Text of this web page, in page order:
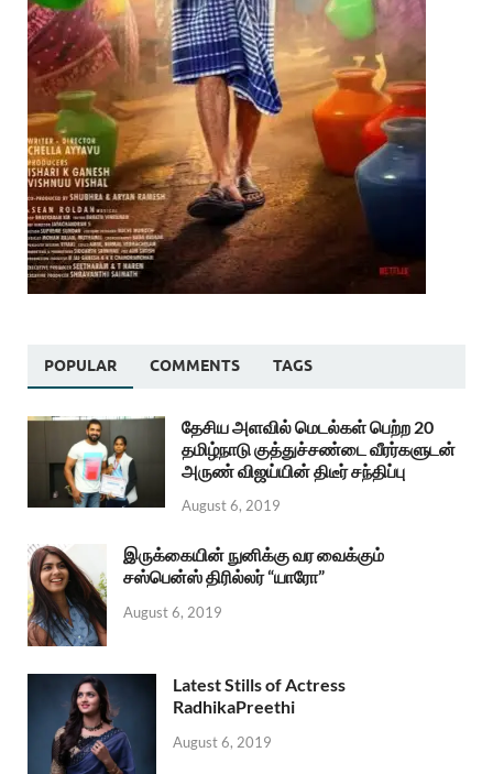
POPULAR COMMENTS TAGS
தேசிய அளவில் மெடல்கள் பெற்ற 20
தமிழ்நாடு குத்துச்சண்டை வீரர்களுடன்
அருண் விஜய்யின் திடீர் சந்திப்பு
August 6, 2019
இருக்கையின் நுனிக்கு வர வைக்கும்
சஸ்பென்ஸ் திரில்லர் “யாரோ”
August 6, 2019
Latest Stills of Actress
RadhikaPreethi
August 6, 2019